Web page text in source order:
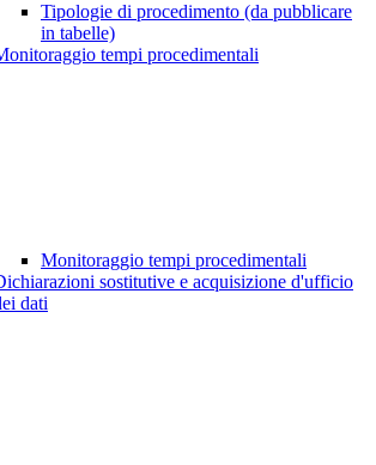
Tipologie di procedimento (da pubblicare
in tabelle)
tempi procedimentali
Monitoraggio tempi procedimentali
sostitutive e acquisizione d'ufficio
dati